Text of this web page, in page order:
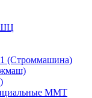
(Строммашина)
ММТ